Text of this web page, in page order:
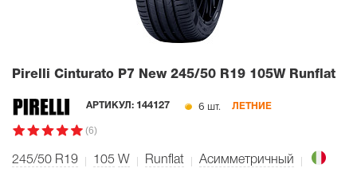
Pirelli Cinturato P7 New 245/50 R19 105W Runflat
АРТИКУЛ: 144127 6 шт. ЛЕТНИЕ
(6)
245/50 R19 105 W Runflat Асимметричный